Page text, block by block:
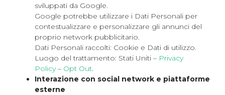
sviluppati da Google.
Google potrebbe utilizzare i Dati Personali per
contestualizzare e personalizzare gli annunci del
proprio network pubblicitario.
Dati Personali raccolti: Cookie e Dati di utilizzo.
Luogo del trattamento: Stati Uniti – Privacy
Policy– Opt Out.
Interazione con social network e piattaforme
esterne